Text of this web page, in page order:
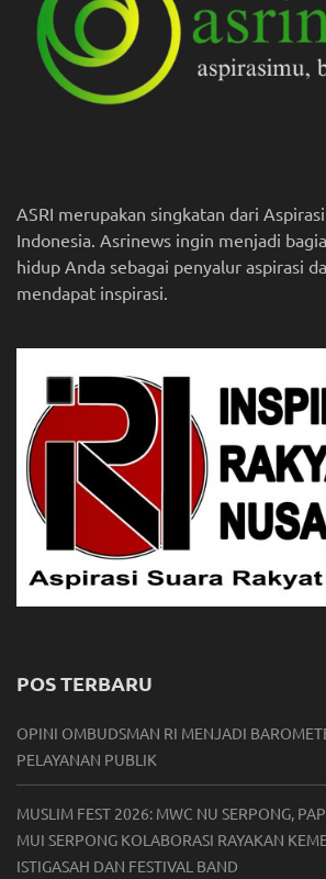
ASRI merupakan singkatan dari
Indonesia. Asrinews ingin menjadi
hidup Anda sebagai penyalur aspirasi
mendapat inspirasi.
POS TERBARU
OPINI OMBUDSMAN RI MENJADI
PELAYANAN PUBLIK
MUSLIM FEST 2026: MWC NU SERPONG,
MUI SERPONG KOLABORASI RAYAKAN
ISTIGASAH DAN FESTIVAL BAND